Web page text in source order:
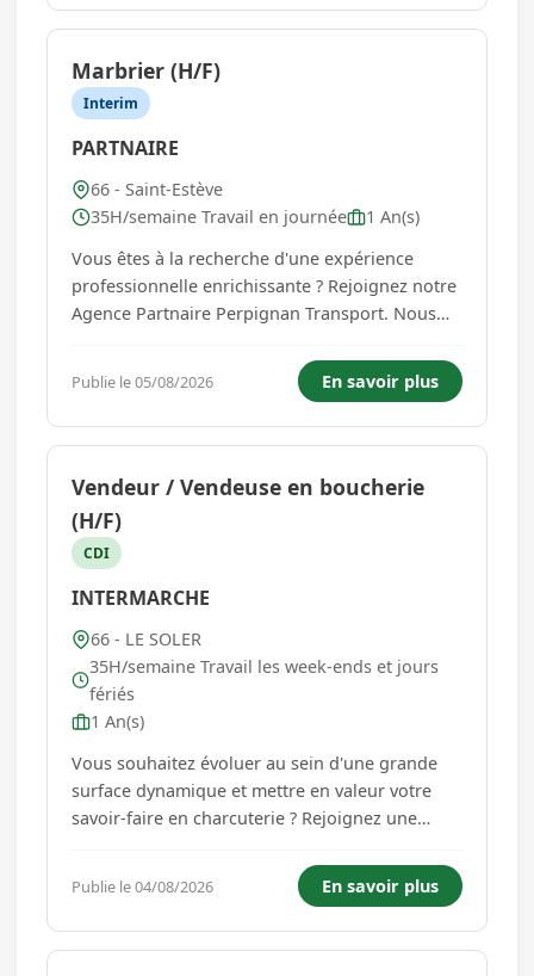
Avec LIP, menez v...
Marbrier (H/F)
Interim
PARTNAIRE
66 - Saint-Estève
35H/semaine Travail en journée
1 An(s)
Vous êtes à la recherche d'une expérience
professionnelle enrichissante ? Rejoignez notre
Agence Partnaire Perpignan Transport. Nous
funéraire reconnue pour son savoir-faire, un
Marbrier H/F. Sous la responsabilité du chef de
chantier, vous interv...
Publie le 05/08/2026 En savoir plus
Vendeur / Vendeuse en boucherie
(H/F)
CDI
INTERMARCHE
66 - LE SOLER
35H/semaine Travail les week-ends et jours
fériés
1 An(s)
Vous souhaitez évoluer au sein d'une grande
surface dynamique et mettre en valeur votre
savoir-faire en charcuterie ? Rejoignez une
satisfaction et à la fidélisation de la clientèle. En
qualité de Vendeur(se) / Emballeur(se) en
charcuterie, vous ...
Publie le 04/08/2026 En savoir plus